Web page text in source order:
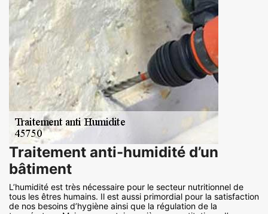
Traitement anti-humidité d’un
bâtiment
L’humidité est très nécessaire pour le secteur nutritionnel de
tous les êtres humains. Il est aussi primordial pour la satisfaction
de nos besoins d’hygiène ainsi que la régulation de la